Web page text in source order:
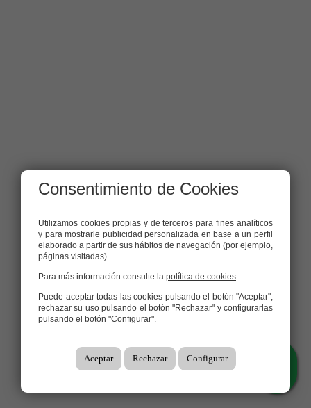
Consentimiento de Cookies
Utilizamos cookies propias y de terceros para fines analíticos
y para mostrarle publicidad personalizada en base a un perfil
elaborado a partir de sus hábitos de navegación (por ejemplo,
páginas visitadas).
Para más información consulte la política de cookies.
Puede aceptar todas las cookies pulsando el botón "Aceptar",
rechazar su uso pulsando el botón "Rechazar" y configurarlas
pulsando el botón "Configurar".
Aceptar Rechazar Configurar